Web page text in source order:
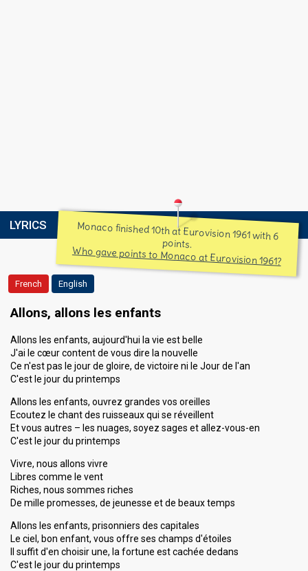
LYRICS Monaco finished 10th at Eurovision 1961 with 6
points.
Who gave points to Monaco at Eurovision 1961?
French English
Allons, allons les enfants
Allons les enfants, aujourd'hui la vie est belle
J'ai le cœur content de vous dire la nouvelle
Ce n'est pas le jour de gloire, de victoire ni le Jour de l'an
C'est le jour du printemps
Allons les enfants, ouvrez grandes vos oreilles
Ecoutez le chant des ruisseaux qui se réveillent
Et vous autres – les nuages, soyez sages et allez-vous-en
C'est le jour du printemps
Vivre, nous allons vivre
Libres comme le vent
Riches, nous sommes riches
De mille promesses, de jeunesse et de beaux temps
Allons les enfants, prisonniers des capitales
Le ciel, bon enfant, vous offre ses champs d'étoiles
Il suffit d'en choisir une, la fortune est cachée dedans
C'est le jour du printemps